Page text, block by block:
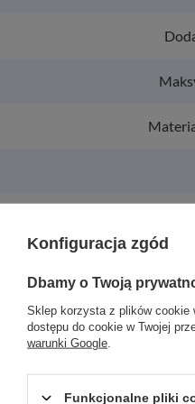
Konfiguracja zgód
Dbamy o Twoją
Sklep korzysta z plików cookie
dostępu do cookie w Twojej
warunki Google
Funkcjonalne pliki